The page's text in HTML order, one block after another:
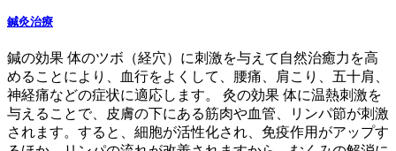
鍼灸治療
鍼の効果 体のツボ（経穴）に刺激を与えて自然治癒力を高
めることにより、血行をよくして、腰痛、肩こり、五十肩、
神経痛などの症状に適応します。 灸の効果 体に温熱刺激を
与えることで、皮膚の下にある筋肉や血管、リンパ節が刺激
されます。すると、細胞が活性化され、免疫作用がアップす